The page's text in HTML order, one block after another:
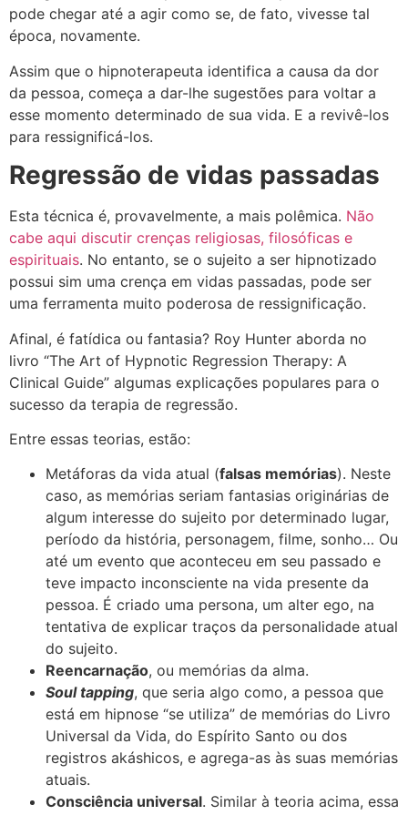
pode chegar até a agir como se, de fato, vivesse tal
época, novamente.
Assim que o hipnoterapeuta identifica a causa da dor
da pessoa, começa a dar-lhe sugestões para voltar a
esse momento determinado de sua vida. E a revivê-los
para ressignificá-los.
Regressão de vidas passadas
Esta técnica é, provavelmente, a mais polêmica. Não
cabe aqui discutir crenças religiosas, filosóficas e
espirituais. No entanto, se o sujeito a ser hipnotizado
possui sim uma crença em vidas passadas, pode ser
uma ferramenta muito poderosa de ressignificação.
Afinal, é fatídica ou fantasia? Roy Hunter aborda no
livro “The Art of Hypnotic Regression Therapy: A
Clinical Guide” algumas explicações populares para o
sucesso da terapia de regressão.
Entre essas teorias, estão:
Metáforas da vida atual (falsas memórias). Neste
caso, as memórias seriam fantasias originárias de
algum interesse do sujeito por determinado lugar,
período da história, personagem, filme, sonho… Ou
até um evento que aconteceu em seu passado e
teve impacto inconsciente na vida presente da
pessoa. É criado uma persona, um alter ego, na
tentativa de explicar traços da personalidade atual
do sujeito.
Reencarnação, ou memórias da alma.
Soul tapping, que seria algo como, a pessoa que
está em hipnose “se utiliza” de memórias do Livro
Universal da Vida, do Espírito Santo ou dos
registros akáshicos, e agrega-as às suas memórias
atuais.
Consciência universal. Similar à teoria acima, essa